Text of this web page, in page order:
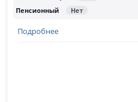
Подробнее